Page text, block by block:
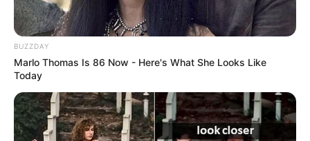
Rheinmuseum in Emmerich - Anhand von mehr als
140 Schiffsmodellen wird die historische
Entwicklung der Rheinschifffahrt dokumentiert.
Weiterhin gibt es Fotodokumentationen und
originale Schiffsteile zu sehen. Weitere
Informationen mit der Internetsuche:Rheinmuseum i
n Emmerich.
Rees - Die unmittelbar am Rhein liegende Stadt gilt
BUZZDAY
Marlo Thomas Is 86 Now - Here's What She Looks Like
Today